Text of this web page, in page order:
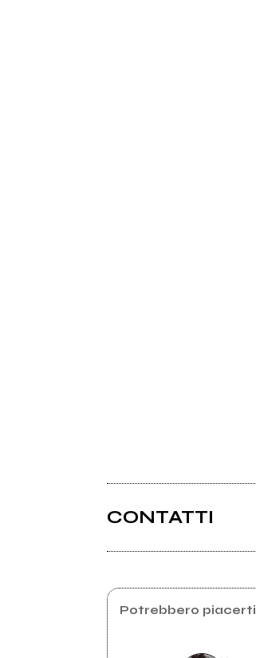
CONTATTI
Potrebbero piacerti